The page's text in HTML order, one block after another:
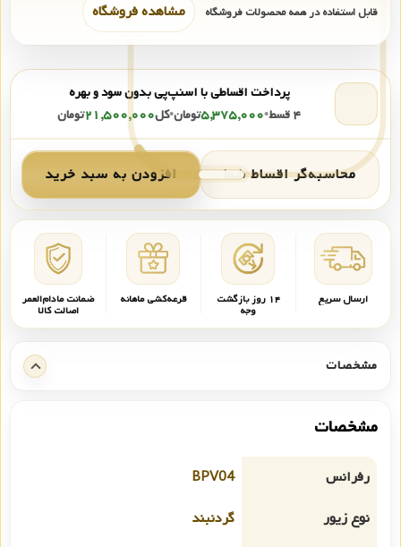
قابل استفاده در همه محصولات فروشگاه مشاهده فروشگاه
پرداخت اقساطی با اسنپ‌پی بدون سود و بهره
۴ قسط
•۵,۳۷۵,۰۰۰تومان•کل۲۱,۵۰۰,۰۰۰تومان
محاسبه‌گر اقساط شما افزودن به سبد خرید
ارسال سریع ۱۴ روز بازگشت
وجه
قرعه‌کشی ماهانه ضمانت مادام‌العمر
اصالت کالا
مشخصات
مشخصات
رفرانس
BPV04
نوع زیور
گردنبند